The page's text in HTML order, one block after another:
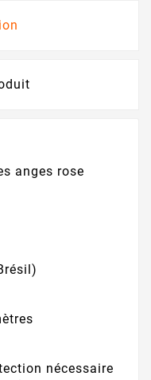
anges rose
nécessaire